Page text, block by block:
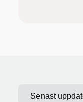
Senast